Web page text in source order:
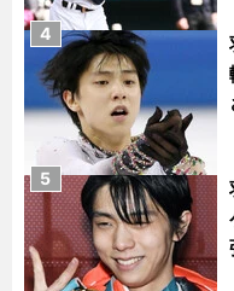
4
5